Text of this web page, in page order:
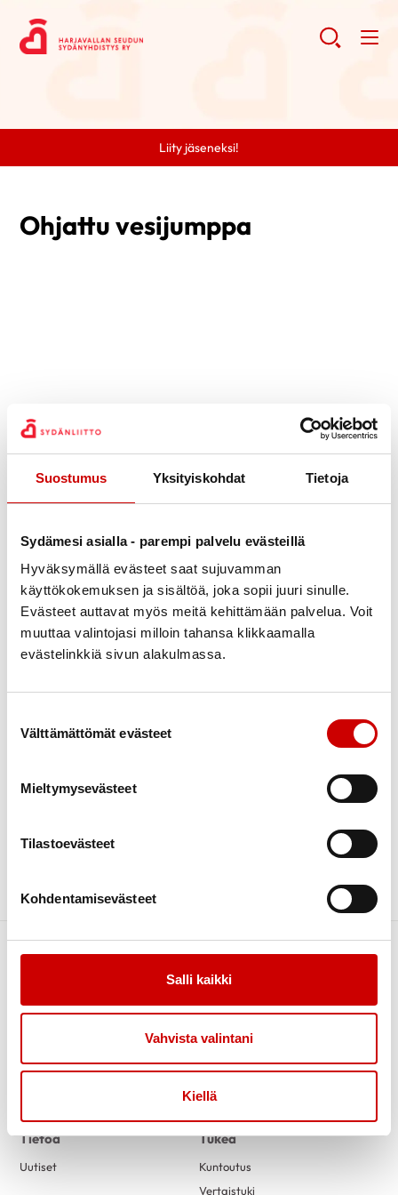
Suostumus Yksityiskohdat Tietoja
Sydämesi asialla - parempi palvelu evästeillä
Hyväksymällä evästeet saat sujuvamman
käyttökokemuksen ja sisältöä, joka sopii juuri sinulle.
Evästeet auttavat myös meitä kehittämään palvelua. Voit
muuttaa valintojasi milloin tahansa klikkaamalla
evästelinkkiä sivun alakulmassa.
Välttämättömät evästeet
Mieltymysevästeet
Tilastoevästeet
Kohdentamisevästeet
Salli kaikki
Vahvista valintani
Kiellä
Liity jäseneksi!
Ohjattu vesijumppa
21
Yhdyskatu 2 29200 Harjavalta
KUVAUS
Sydänystävällinen ohjattu vesijumppa
perjantaisin klo 14.00 - 14.30.
Uimahalliranneke ja 2 €, joka kerätään uimahallilla.
Vain jäsenille, tervetuloa jäseneksi.
Hilkka Huhtala 0405369678 huhtalahilkka@gmail.com
Harjavallan uima/liikuntahalli
Harjavallan Seudun Sydänyhdistys Ry
Link to facebook
Link to twitter
Tietoa
Uutiset
Tukea
Kuntoutus
Vertaistuki